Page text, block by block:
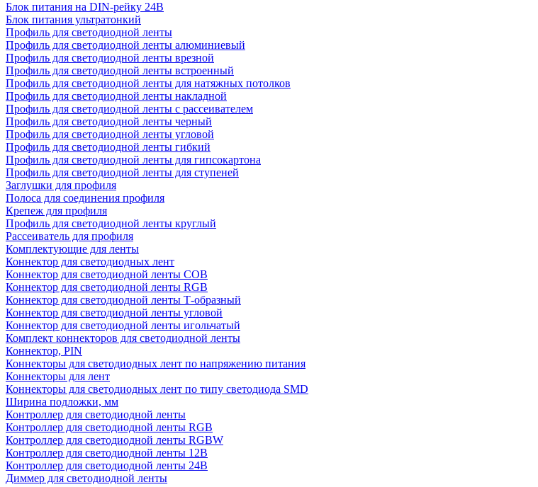
Блок питания на DIN-рейку 24В
Блок питания ультратонкий
Профиль для светодиодной ленты
Профиль для светодиодной ленты алюминиевый
Профиль для светодиодной ленты врезной
Профиль для светодиодной ленты встроенный
Профиль для светодиодной ленты для натяжных потолков
Профиль для светодиодной ленты накладной
Профиль для светодиодной ленты с рассеивателем
Профиль для светодиодной ленты черный
Профиль для светодиодной ленты угловой
Профиль для светодиодной ленты гибкий
Профиль для светодиодной ленты для гипсокартона
Профиль для светодиодной ленты для ступеней
Заглушки для профиля
Полоса для соединения профиля
Крепеж для профиля
Профиль для светодиодной ленты круглый
Рассеиватель для профиля
Комплектующие для ленты
Коннектор для светодиодных лент
Коннектор для светодиодной ленты COB
Коннектор для светодиодной ленты RGB
Коннектор для светодиодной ленты Т-образный
Коннектор для светодиодной ленты угловой
Коннектор для светодиодной ленты игольчатый
Комплект коннекторов для светодиодной ленты
Коннектор, PIN
Коннекторы для светодиодных лент по напряжению питания
Коннекторы для лент
Коннекторы для светодиодных лент по типу светодиода SMD
Ширина подложки, мм
Контроллер для светодиодной ленты
Контроллер для светодиодной ленты RGB
Контроллер для светодиодной ленты RGBW
Контроллер для светодиодной ленты 12В
Контроллер для светодиодной ленты 24В
Диммер для светодиодной ленты